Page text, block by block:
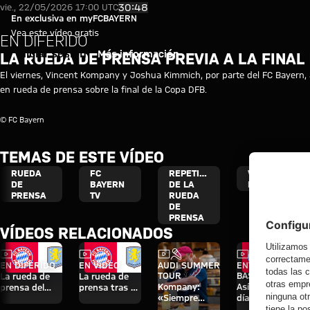
Vídeo: Rueda de prensa previa
Reproducir vídeo
En exclusiva en myFCBAYERN
Vea este vídeo gratis
Iniciar sesión Más información
vie., 22/05/2026 17:00 UTC30:48
EN DIFERIDO
LA RUEDA DE PRENSA PREVIA A LA FINAL
El viernes, Vincent Kompany y Joshua Kimmich, por parte del FC
en rueda de prensa sobre la final de la Copa DFB.
© FC Bayern
TEMAS DE ESTE VÍDEO
RUEDA
DE
PRENSA
FC
BAYERN
TV
REPETICIÓN
DE LA
RUEDA
DE
PRENSA
VINCENT
VÍDEOS RELACIONADOS
Vídeo
EN DIFERIDO
La rueda de
prensa del
Vídeo
EN VÍDEO
La rueda de
prensa tras el
Vídeo
Entrevista
AUDI SUMMER
TOUR
Kompany:
«Siempre
Vídeo
ENTRE
BASTIDORES
Así fueron los
días del FC